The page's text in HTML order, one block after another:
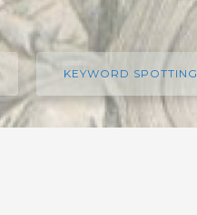
KEYWORD SPOTTING